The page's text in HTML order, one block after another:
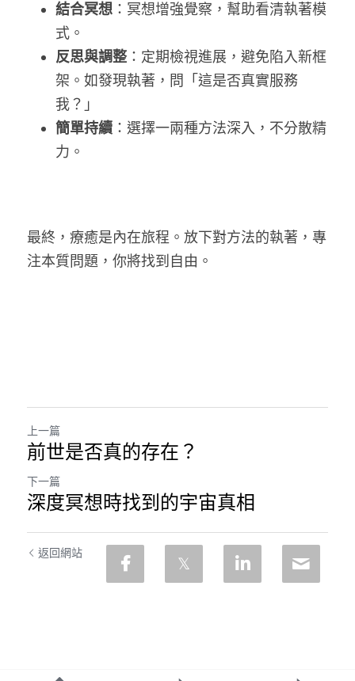
結合冥想 ：冥想增強覺察，幫助看清執著模
式。
反思與調整 ：定期檢視進展，避免陷入新框
架。如發現執著，問「這是否真實服務
我？」
簡單持續 ：選擇一兩種方法深入，不分散精
力。
最終，療癒是內在旅程。放下對方法的執著，專
注本質問題，你將找到自由。
上一篇
前世是否真的存在？
下一篇
深度冥想時找到的宇宙真相
返回網站